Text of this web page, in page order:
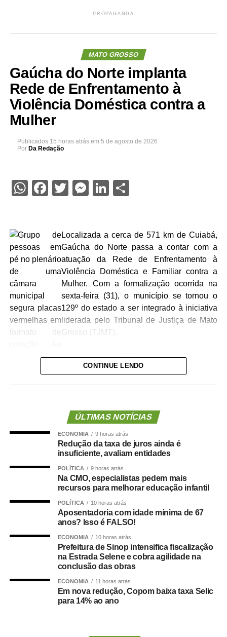
PROPAGANDA
MATO GROSSO
Gaúcha do Norte implanta
Rede de Enfrentamento à
Violência Doméstica contra a
Mulher
Publicados 15 horas atrás em 5 de agosto de 2026
Por Da Redação
WhatsApp
Facebook
Twitter
Messenger
LinkedIn
Share
Localizada a cerca de 571 km de Cuiabá,
Gaúcha do Norte passa a contar com a
atuação da Rede de Enfrentamento à
Violência Doméstica e Familiar contra a
Mulher. Com a formalização ocorrida na
sexta-feira (31), o município se tornou o
129º do estado a ser integrado à iniciativa
liderada pelo Tribunal de Justiça de Mato
Grosso (TJMT).
Estadual da Mulher em Situação de
ainda com a participação de instituições da segurança
Municípios, dentre outras.
Cooperação Técnica entre os órgãos e
instituições participantes, a passagem da
equipe do Cemulher-MT por Gaúcha do
Norte proporcionou ainda a capacitação de
32 pessoas que atuarão na Rede. A
implantação da Rede de Enfrentamento foi
efetivada após pedido da Patrulha Maria
da Penha do município.
“Percebemos a dificuldade que temos ao
atender sozinhos os casos de violência
doméstica. Precisamos da Rede para
CONTINUE LENDO
ÚLTIMAS NOTÍCIAS
ECONOMIA 9 horas atrás
Redução da taxa de juros ainda é
insuficiente, avaliam entidades
POLÍTICA 9 horas atrás
Na CMO, especialistas pedem mais
recursos para melhorar educação infantil
POLÍTICA 10 horas atrás
Aposentadoria com idade mínima de 67
anos? Isso é FALSO!
ECONOMIA 10 horas atrás
Prefeitura de Sinop intensifica fiscalização
na Estrada Selene e cobra agilidade na
conclusão das obras
ECONOMIA 11 horas atrás
Em nova redução, Copom baixa taxa Selic
para 14% ao ano